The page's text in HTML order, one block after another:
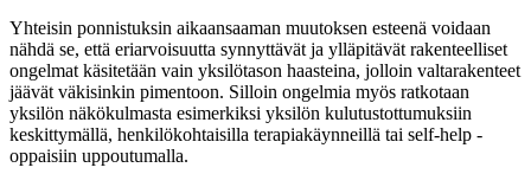
Yhteisin ponnistuksin aikaansaaman muutoksen esteenä voidaan
nähdä se, että eriarvoisuutta synnyttävät ja ylläpitävät rakenteelliset
ongelmat käsitetään vain yksilötason haasteina, jolloin valtarakenteet
jäävät väkisinkin pimentoon. Silloin ongelmia myös ratkotaan
yksilön näkökulmasta esimerkiksi yksilön kulutustottumuksiin
keskittymällä, henkilökohtaisilla terapiakäynneillä tai self-help -
oppaisiin uppoutumalla.